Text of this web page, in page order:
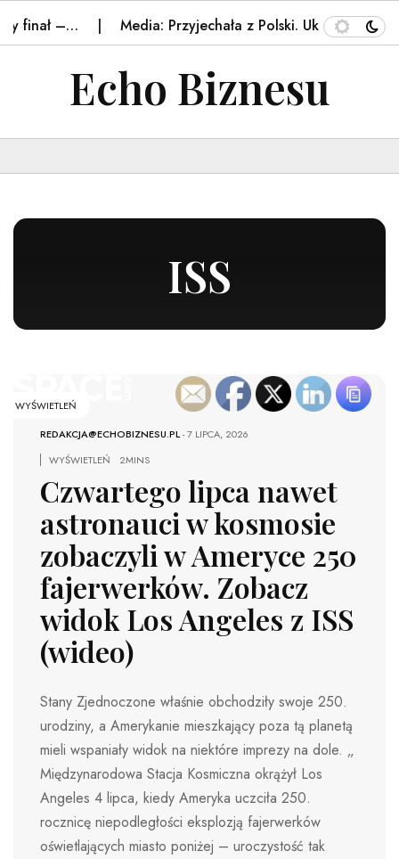
Media: Przyjechała z Polski. Ukrainka pobita w
Echo Biznesu
ISS
WYŚWIETLEŃ
REDAKCJA@ECHOBIZNESU.PL-7 LIPCA, 2026
WYŚWIETLEŃ
2MINS
Czwartego lipca nawet
astronauci w kosmosie
zobaczyli w Ameryce 250
fajerwerków. Zobacz
widok Los Angeles z ISS
(wideo)
Stany Zjednoczone właśnie obchodziły swoje 250.
urodziny, a Amerykanie mieszkający poza tą planetą
mieli wspaniały widok na niektóre imprezy na dole. „
Międzynarodowa Stacja Kosmiczna okrążył Los
Angeles 4 lipca, kiedy Ameryka uczciła 250.
rocznicę niepodległości eksplozją fajerwerków
oświetlających miasto poniżej – uroczystość tak